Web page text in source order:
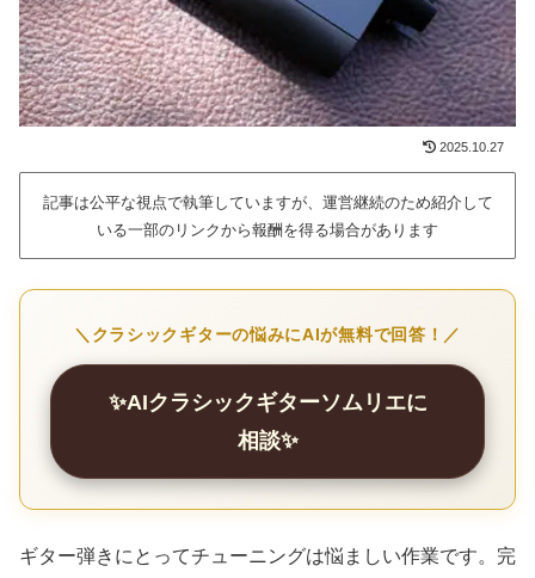
2025.10.27
記事は公平な視点で執筆していますが、運営継続のため紹介して
いる一部のリンクから報酬を得る場合があります
＼クラシックギターの悩みにAIが無料で回答！／
✨AIクラシックギターソムリエに
相談✨
ギター弾きにとってチューニングは悩ましい作業です。完